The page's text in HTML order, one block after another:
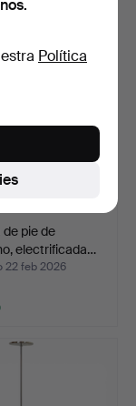
pie de
electrificada…
22 feb 2026
Política